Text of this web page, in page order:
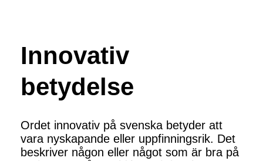
Innovativ
betydelse
Ordet innovativ på svenska betyder att
vara nyskapande eller uppfinningsrik. Det
beskriver någon eller något som är bra på